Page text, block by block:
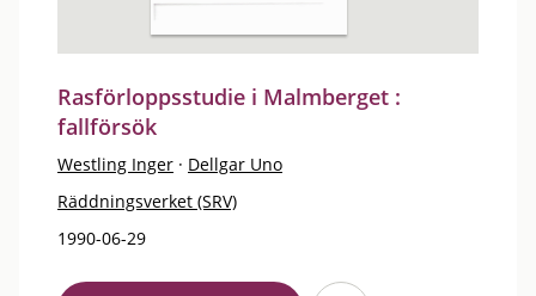
Rasförloppsstudie i Malmberget :
fallförsök
Westling Inger · Dellgar Uno
Räddningsverket (SRV)
1990-06-29